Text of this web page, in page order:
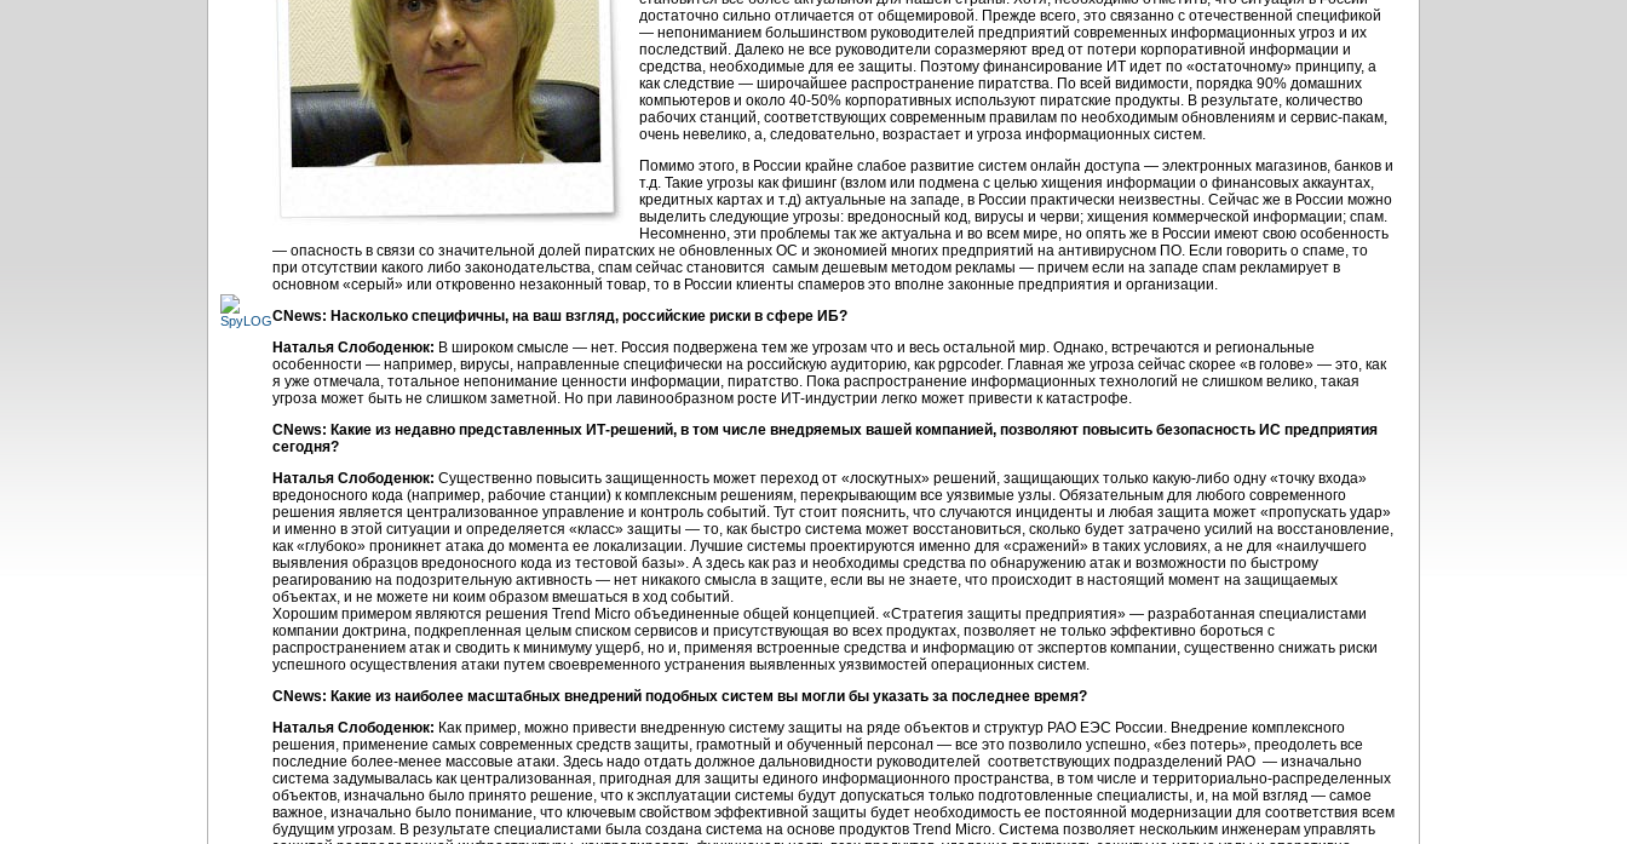
достаточно сильно отличается от общемировой. Прежде всего, это связанно с отечественной спецификой
— непониманием большинством руководителей предприятий современных информационных угроз и их
последствий. Далеко не все руководители соразмеряют вред от потери корпоративной информации и
средства, необходимые для ее защиты. Поэтому финансирование ИТ идет по «остаточному» принципу, а
как следствие — широчайшее распространение пиратства. По всей видимости, порядка 90% домашних
компьютеров и около 40-50% корпоративных используют пиратские продукты. В результате, количество
рабочих станций, соответствующих современным правилам по необходимым обновлениям и сервис-пакам,
очень невелико, а, следовательно, возрастает и угроза информационных систем.
Помимо этого, в России крайне слабое развитие систем онлайн доступа — электронных магазинов, банков и
т.д. Такие угрозы как фишинг (взлом или подмена с целью хищения информации о финансовых аккаунтах,
кредитных картах и т.д) актуальные на западе, в России практически неизвестны. Сейчас же в России можно
выделить следующие угрозы: вредоносный код, вирусы и черви; хищения коммерческой информации; спам.
Несомненно, эти проблемы так же актуальна и во всем мире, но опять же в России имеют свою особенность
— опасность в связи со значительной долей пиратских не обновленных ОС и экономией многих предприятий на антивирусном ПО. Если говорить о спаме, то
при отсутствии какого либо законодательства, спам сейчас становится самым дешевым методом рекламы — причем если на западе спам рекламирует в
основном «серый» или откровенно незаконный товар, то в России клиенты спамеров это вполне законные предприятия и организации.
CNews: Насколько специфичны, на ваш взгляд, российские риски в сфере ИБ?
Наталья Слободенюк: В широком смысле — нет. Россия подвержена тем же угрозам что и весь остальной мир. Однако, встречаются и региональные
особенности — например, вирусы, направленные специфически на российскую аудиторию, как pgpcoder. Главная же угроза сейчас скорее «в голове» — это, как
я уже отмечала, тотальное непонимание ценности информации, пиратство. Пока распространение информационных технологий не слишком велико, такая
угроза может быть не слишком заметной. Но при лавинообразном росте ИТ-индустрии легко может привести к катастрофе.
CNews: Какие из недавно представленных ИТ-решений, в том числе внедряемых вашей компанией, позволяют повысить безопасность ИС предприятия
сегодня?
Наталья Слободенюк: Существенно повысить защищенность может переход от «лоскутных» решений, защищающих только какую-либо одну «точку входа»
вредоносного кода (например, рабочие станции) к комплексным решениям, перекрывающим все уязвимые узлы. Обязательным для любого современного
решения является централизованное управление и контроль событий. Тут стоит пояснить, что случаются инциденты и любая защита может «пропускать удар»
и именно в этой ситуации и определяется «класс» защиты — то, как быстро система может восстановиться, сколько будет затрачено усилий на восстановление,
как «глубоко» проникнет атака до момента ее локализации. Лучшие системы проектируются именно для «сражений» в таких условиях, а не для «наилучшего
выявления образцов вредоносного кода из тестовой базы». А здесь как раз и необходимы средства по обнаружению атак и возможности по быстрому
реагированию на подозрительную активность — нет никакого смысла в защите, если вы не знаете, что происходит в настоящий момент на защищаемых
объектах, и не можете ни коим образом вмешаться в ход событий.
Хорошим примером являются решения Trend Micro объединенные общей концепцией. «Стратегия защиты предприятия» — разработанная специалистами
компании доктрина, подкрепленная целым списком сервисов и присутствующая во всех продуктах, позволяет не только эффективно бороться с
распространением атак и сводить к минимуму ущерб, но и, применяя встроенные средства и информацию от экспертов компании, существенно снижать риски
успешного осуществления атаки путем своевременного устранения выявленных уязвимостей операционных систем.
CNews: Какие из наиболее масштабных внедрений подобных систем вы могли бы указать за последнее время?
Наталья Слободенюк: Как пример, можно привести внедренную систему защиты на ряде объектов и структур РАО ЕЭС России. Внедрение комплексного
решения, применение самых современных средств защиты, грамотный и обученный персонал — все это позволило успешно, «без потерь», преодолеть все
последние более-менее массовые атаки. Здесь надо отдать должное дальновидности руководителей соответствующих подразделений РАО — изначально
система задумывалась как централизованная, пригодная для защиты единого информационного пространства, в том числе и территориально-распределенных
объектов, изначально было принято решение, что к эксплуатации системы будут допускаться только подготовленные специалисты, и, на мой взгляд — самое
важное, изначально было понимание, что ключевым свойством эффективной защиты будет необходимость ее постоянной модернизации для соответствия всем
будущим угрозам. В результате специалистами была создана система на основе продуктов Trend Micro. Система позволяет нескольким инженерам управлять